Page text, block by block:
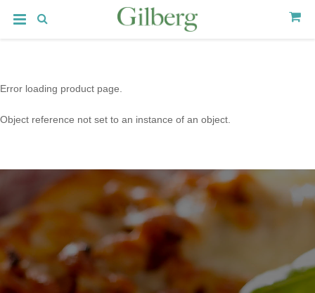
Error loading product page.
Object reference not set to an instance of an object.